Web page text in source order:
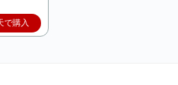
で購入